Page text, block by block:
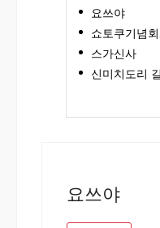
요쓰야
쇼토쿠기념
스가신사
신미치도리 길
요쓰야